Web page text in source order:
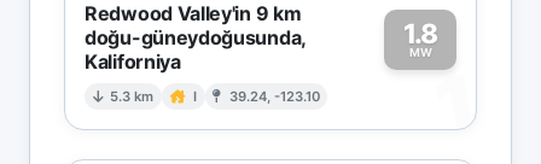
Redwood Valley'in 9 km
doğu-güneydoğusunda,
Kaliforniya
5.3 km I 39.24, -123.10
1.8
MW
1